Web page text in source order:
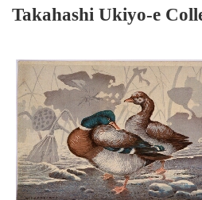
Takahashi Ukiyo-e